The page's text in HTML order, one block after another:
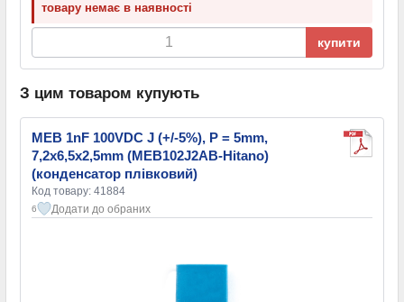
товару немає в наявності
купити
З цим товаром купують
MEB 1nF 100VDC J (+/-5%), P = 5mm,
7,2x6,5x2,5mm (MEB102J2AB-Hitano)
(конденсатор плівковий)
Код товару: 41884
6 Додати до обраних